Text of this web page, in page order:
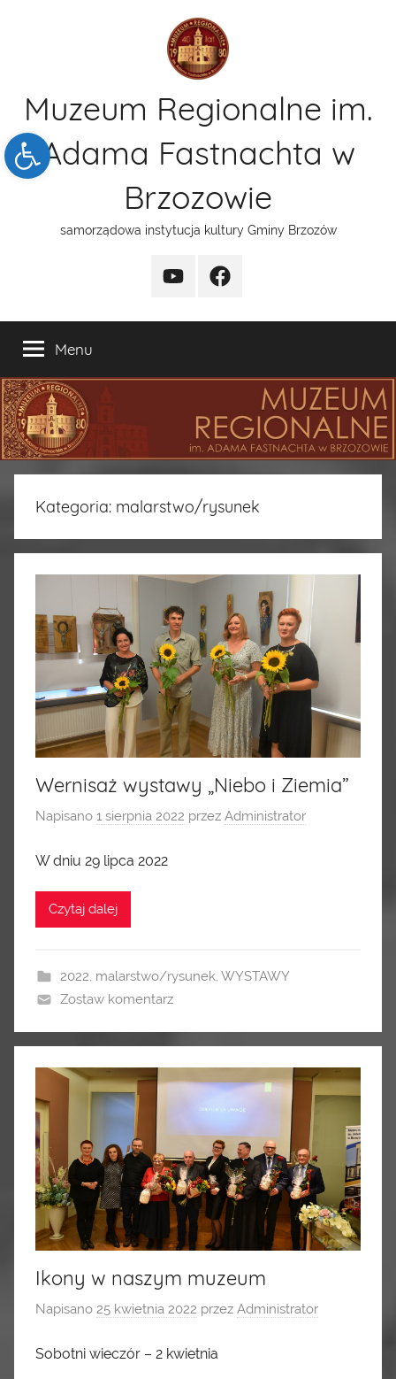
Open toolbar
Muzeum Regionalne im.
Adama Fastnachta w
Brzozowie
samorządowa instytucja kultury Gminy Brzozów
kanal
funpage
Menu
Kategoria: malarstwo/rysunek
Wernisaż wystawy „Niebo i Ziemia”
Napisano 1 sierpnia 2022 przez Administrator
W dniu 29 lipca 2022
Czytaj dalej
2022, malarstwo/rysunek, WYSTAWY
Zostaw komentarz
Ikony w naszym muzeum
Napisano 25 kwietnia 2022 przez Administrator
Sobotni wieczór – 2 kwietnia